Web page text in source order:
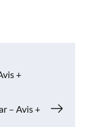
+
– Avis +